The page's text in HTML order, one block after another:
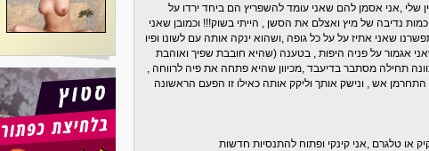
שלי ,אני אסמן להם שאני עומד להשפריץ הם ביחד ירדו על
נדיבה של מיץ ואצלם את הסשן , הייתי בשוק!!! וכמובן שאני
שאני אתיז על על כל גופה ,ושהוא ינקה אותה עם לשונו ופיו
אגמור על פניה היפות , בטענה (שהיא חובבת שפיך ואוהבת
תחילה מסתבר בדיעבד ,מכיוון שהיא פתחה את פיה לרווחה ,
אש , ונישק אותך וליקק אותה כאילו זו הפעם הראשונה
או טלגרם ,אני קינקי ופתוח להתנסיות חדשות